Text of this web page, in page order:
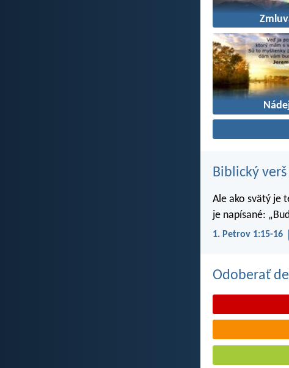
Biblický
Ale ako svätý je
je napísané:
1. Petrov 1:15-16
Odoberať